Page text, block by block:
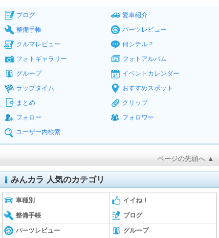
ブログ
愛車紹介
整備手帳
パーツレビュー
クルマレビュー
何シテル？
フォトギャラリー
フォトアルバム
グループ
イベントカレンダー
ラップタイム
おすすめスポット
まとめ
クリップ
フォロー
フォロワー
ユーザー内検索
ページの先頭へ ▲
みんカラ 人気のカテゴリ
車種別 イイね！
整備手帳 ブログ
パーツレビュー グループ